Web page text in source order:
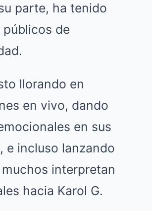
parte, ha tenido
de
llorando en
en vivo, dando
en sus
e incluso lanzando
interpretan
hacia Karol G.